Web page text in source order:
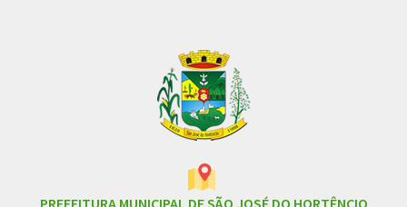
PREFEITURA MUNICIPAL DE SÃO JOSÉ DO HORTÊNCIO